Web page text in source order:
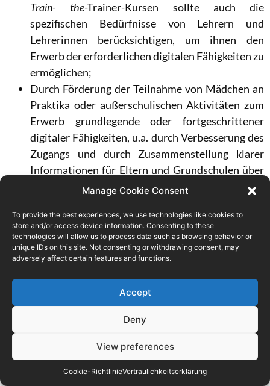
Manage Cookie Consent
To provide the best experiences, we use technologies like cookies to
store and/or access device information. Consenting to these
technologies will allow us to process data such as browsing behavior or
unique IDs on this site. Not consenting or withdrawing consent, may
adversely affect certain features and functions.
Accept
Deny
View preferences
Cookie-RichtlinieVertraulichkeitserklärung
Train- the-Trainer-Kursen sollte auch die
spezifischen Bedürfnisse von Lehrern und
Lehrerinnen berücksichtigen, um ihnen den
Erwerb der erforderlichen digitalen Fähigkeiten zu
ermöglichen;
Durch Förderung der Teilnahme von Mädchen an
Praktika oder außerschulischen Aktivitäten zum
Erwerb grundlegende oder fortgeschrittener
digitaler Fähigkeiten, u.a. durch Verbesserung des
Zugangs und durch Zusammenstellung klarer
Informationen für Eltern und Grundschulen über
das Angebot in ihrem Wohngebiet;
eine wichtige Rolle bei der Entwicklung der
Informatik gespielt haben, oder Frauen, die große
wissenschaftliche Entdeckungen gemacht haben
hervorzuheben, sowie ihren Einfluss auf die
heutige Gesellschaft, um den „
zu
Durch Ermutigung eines Ansatzes der es den
Schülern ermöglicht, ihre Leidenschaften mit den